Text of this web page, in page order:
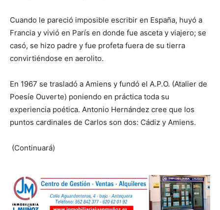
Cuando le pareció imposible escribir en España, huyó a
Francia y vivió en París en donde fue asceta y viajero; se
casó, se hizo padre y fue profeta fuera de su tierra
convirtiéndose en aerolito.
En 1967 se trasladó a Amiens y fundó el A.P.O. (Atalier de
Poesíe Ouverte) poniendo en práctica toda su
experiencia poética. Antonio Hernández cree que los
puntos cardinales de Carlos son dos: Cádiz y Amiens.
(Continuará)